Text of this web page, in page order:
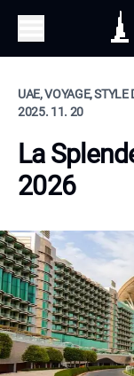
UAE, VOYAGE, STYLE
2025. 11. 20
La
2026